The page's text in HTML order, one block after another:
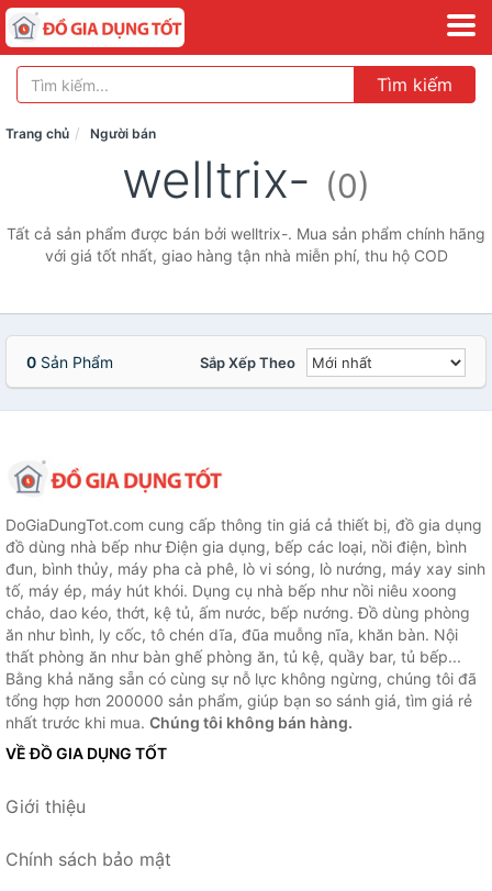
Tìm kiếm
Trang chủ Người bán
welltrix- (0)
Tất cả sản phẩm được bán bởi welltrix-. Mua sản phẩm chính hãng
với giá tốt nhất, giao hàng tận nhà miễn phí, thu hộ COD
0 Sản Phẩm Sắp Xếp Theo
DoGiaDungTot.com cung cấp thông tin giá cả thiết bị, đồ gia dụng
đồ dùng nhà bếp như Điện gia dụng, bếp các loại, nồi điện, bình
đun, bình thủy, máy pha cà phê, lò vi sóng, lò nướng, máy xay sinh
tố, máy ép, máy hút khói. Dụng cụ nhà bếp như nồi niêu xoong
chảo, dao kéo, thớt, kệ tủ, ấm nước, bếp nướng. Đồ dùng phòng
ăn như bình, ly cốc, tô chén dĩa, đũa muỗng nĩa, khăn bàn. Nội
thất phòng ăn như bàn ghế phòng ăn, tủ kệ, quầy bar, tủ bếp...
Bằng khả năng sẵn có cùng sự nỗ lực không ngừng, chúng tôi đã
tổng hợp hơn 200000 sản phẩm, giúp bạn so sánh giá, tìm giá rẻ
nhất trước khi mua. Chúng tôi không bán hàng.
VỀ ĐỒ GIA DỤNG TỐT
Giới thiệu
Chính sách bảo mật